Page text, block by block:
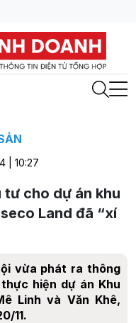
| 10:27
tư cho dự án khu
Land đã “xí
vừa phát ra thông
hiện dự án Khu
Linh và Văn Khê,
11.